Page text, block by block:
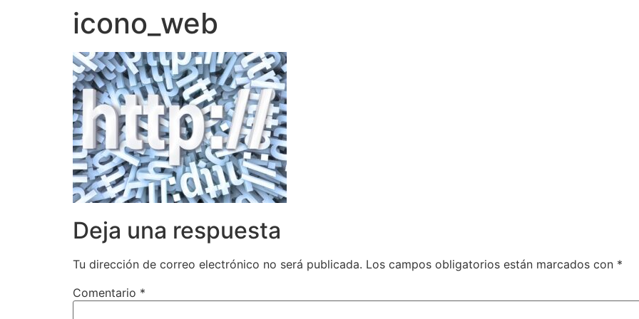
icono_web
Deja una respuesta
Tu dirección de correo electrónico no será publicada. Los campos obligatorios están marcados con *
Comentario *